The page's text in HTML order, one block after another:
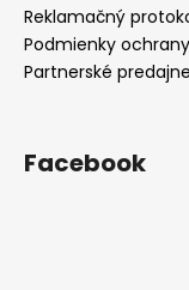
Reklamačný
Podmienky
Partnerské predajne
Facebook